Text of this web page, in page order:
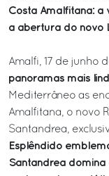
Costa Amalfitana: a
a abertura do novo
Amalfi, 17 de junho
panoramas mais
Mediterrâneo as
Amalfitana, o novo
Santandrea,
Esplêndido
Santandrea